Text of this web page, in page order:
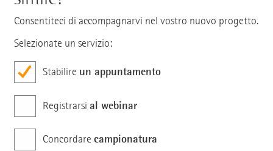
Consentiteci di accompagnarvi nel vostro nuovo progetto.
Selezionate un servizio:
Stabilire un appuntamento
Registrarsi al webinar
Concordare campionatura